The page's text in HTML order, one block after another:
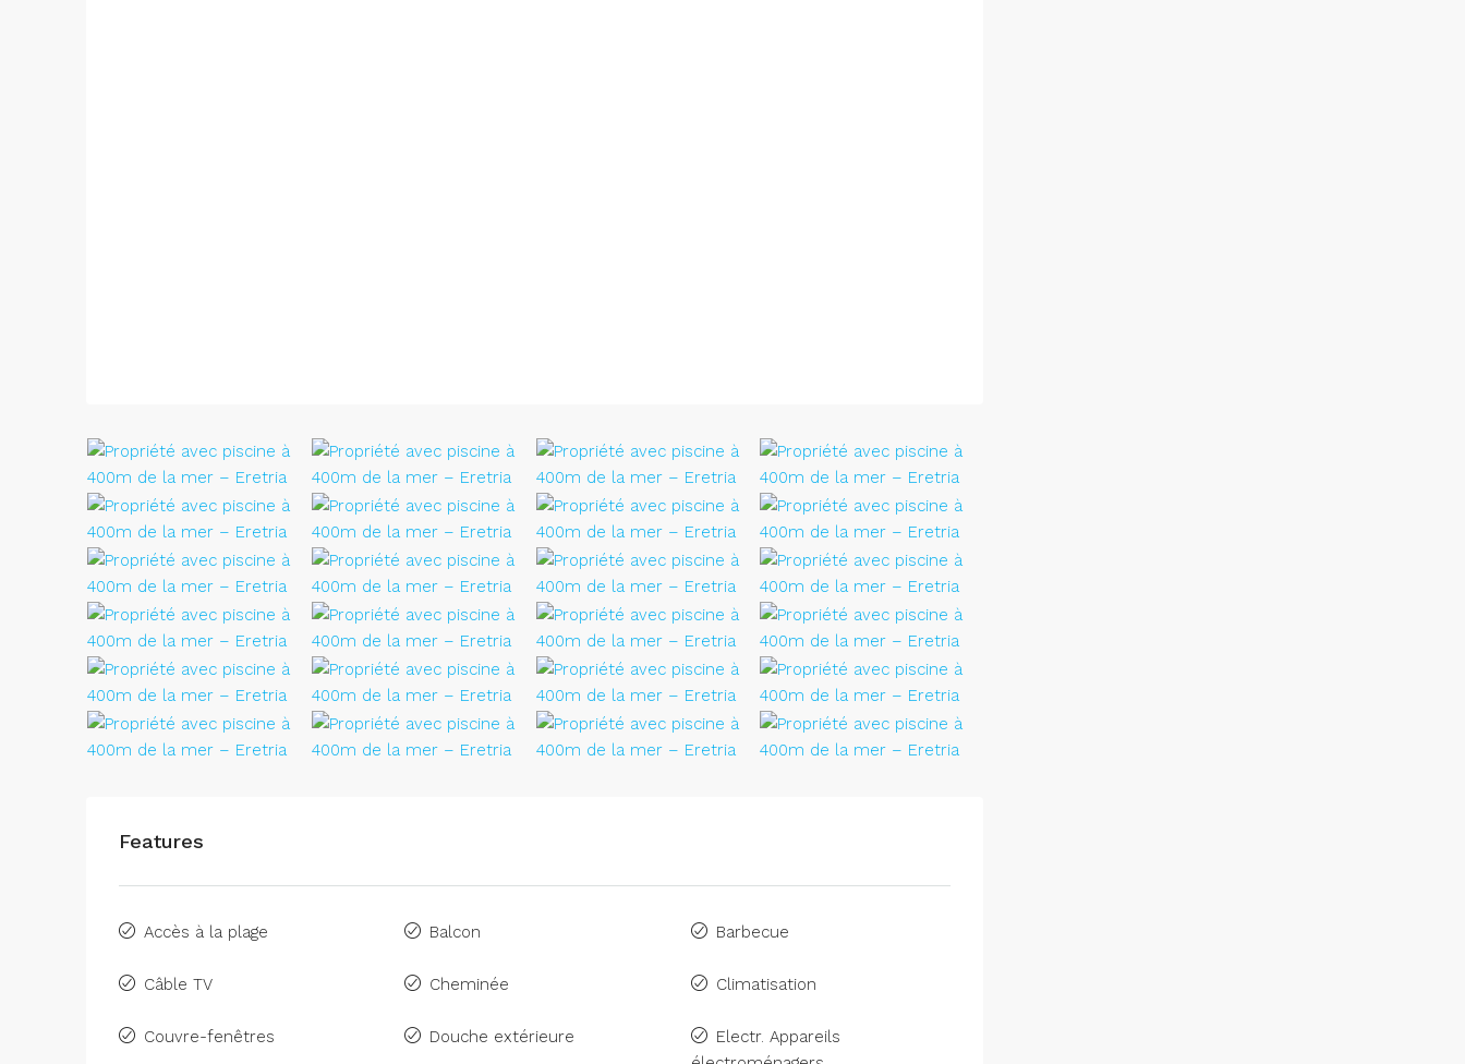
Features
Accès à la plage Balcon Barbecue
Câble TV Cheminée Climatisation
Couvre-fenêtres Douche extérieure
Electr. Appareils